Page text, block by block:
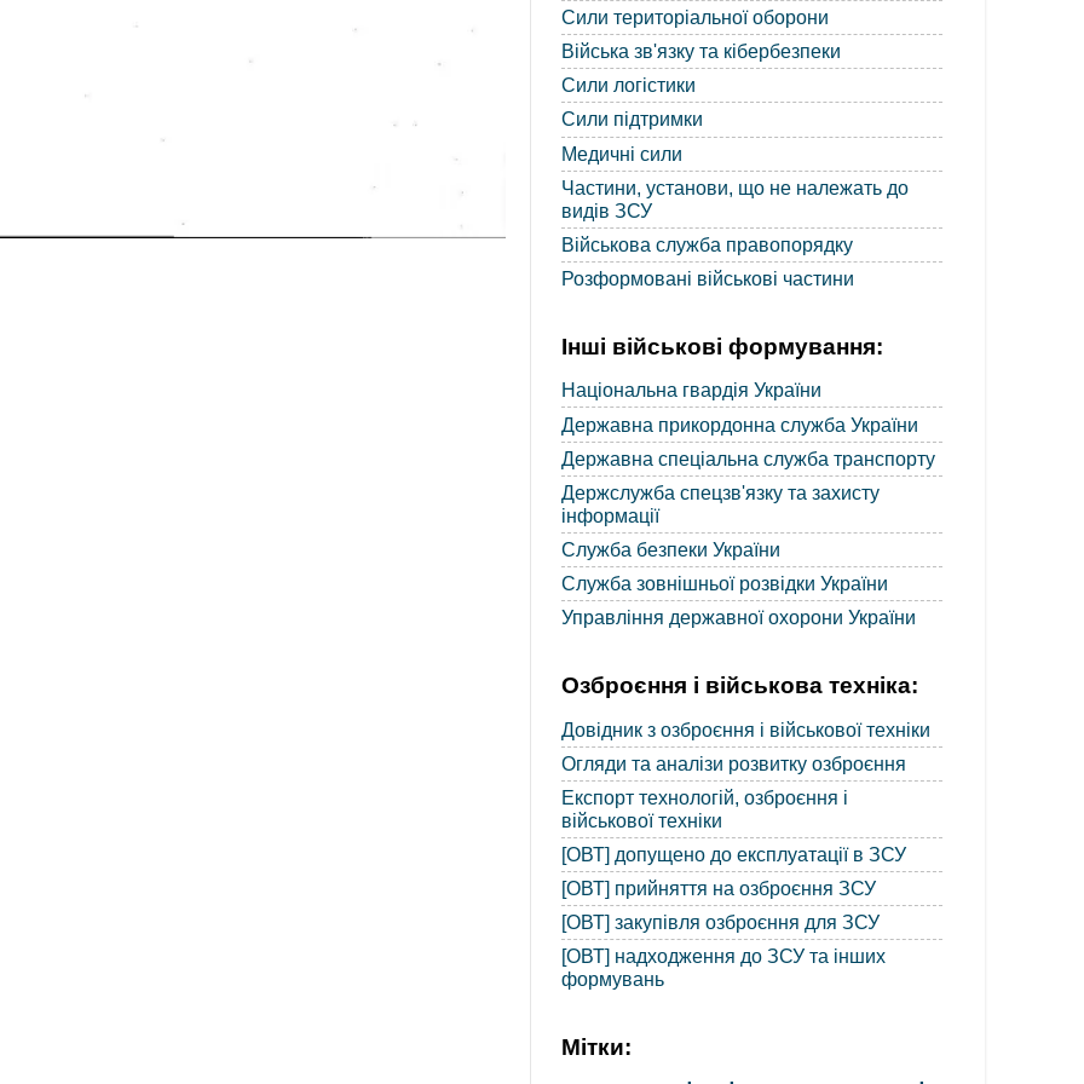
Сили територіальної оборони
Війська зв'язку та кібербезпеки
Сили логістики
Сили підтримки
Медичні сили
Частини, установи, що не належать до
видів ЗСУ
Військова служба правопорядку
Розформовані військові частини
Інші військові формування:
Національна гвардія України
Державна прикордонна служба України
Державна спеціальна служба транспорту
Держслужба спецзв'язку та захисту
інформації
Служба безпеки України
Служба зовнішньої розвідки України
Управління державної охорони України
Озброєння і військова техніка:
Довідник з озброєння і військової техніки
Огляди та аналізи розвитку озброєння
Експорт технологій, озброєння і
військової техніки
[ОВТ] допущено до експлуатації в ЗСУ
[ОВТ] прийняття на озброєння ЗСУ
[ОВТ] закупівля озброєння для ЗСУ
[ОВТ] надходження до ЗСУ та інших
формувань
Мітки: